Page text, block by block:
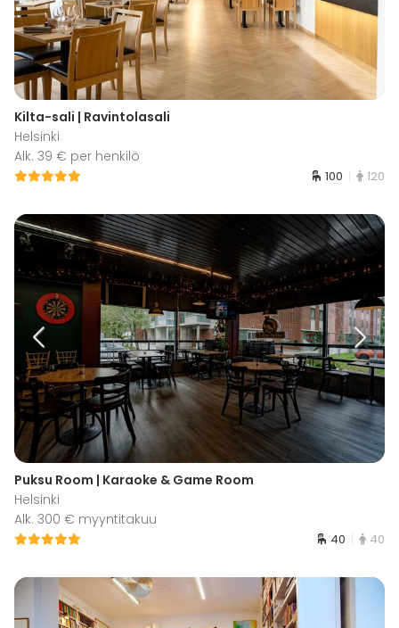
Kilta-sali | Ravintolasali
Helsinki
Alk. 39 € per henkilö
100 120
Puksu Room | Karaoke & Game Room
Helsinki
Alk. 300 € myyntitakuu
40 40